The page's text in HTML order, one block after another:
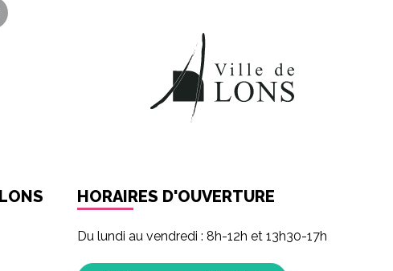
sur LinkedIn
par email
HORAIRES D'OUVERTURE
Du lundi au vendredi : 8h-12h et 13h30-17h